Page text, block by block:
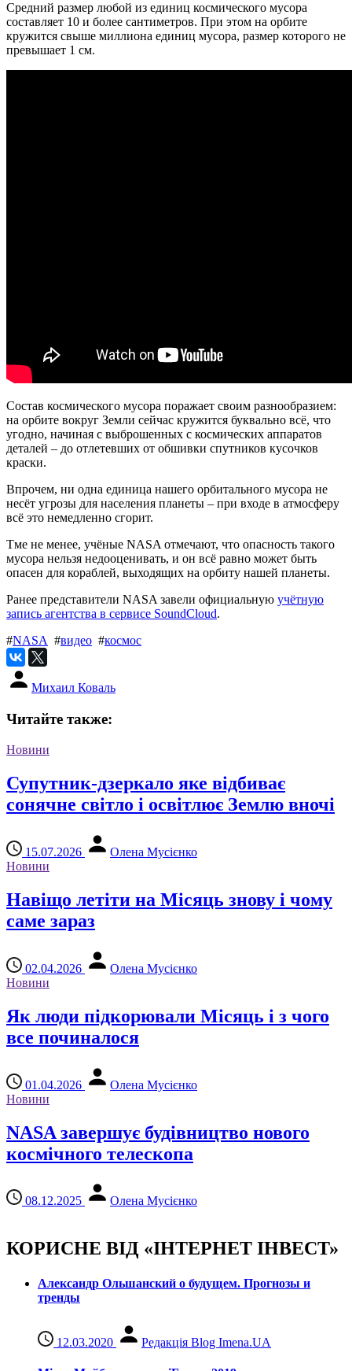
Средний размер любой из единиц космического мусора
составляет 10 и более сантиметров. При этом на орбите
кружится свыше миллиона единиц мусора, размер которого не
превышает 1 см.
Состав космического мусора поражает своим разнообразием:
на орбите вокруг Земли сейчас кружится буквально всё, что
угодно, начиная с выброшенных с космических аппаратов
деталей – до отлетевших от обшивки спутников кусочков
краски.
Впрочем, ни одна единица нашего орбитального мусора не
несёт угрозы для населения планеты – при входе в атмосферу
всё это немедленно сгорит.
Тме не менее, учёные NASA отмечают, что опасность такого
мусора нельзя недооценивать, и он всё равно может быть
опасен для кораблей, выходящих на орбиту нашей планеты.
Ранее представители NASA завели официальную учётную
запись агентства в сервисе SoundCloud.
#NASA #видео #космос
Михаил Коваль
Читайте также:
Новини
Супутник-дзеркало яке відбиває
сонячне світло і освітлює Землю вночі
15.07.2026
Олена Мусієнко
Новини
Навіщо летіти на Місяць знову і чому
саме зараз
02.04.2026
Олена Мусієнко
Новини
Як люди підкорювали Місяць і з чого
все починалося
01.04.2026
Олена Мусієнко
Новини
NASA завершує будівництво нового
космічного телескопа
08.12.2025 Олена Мусієнко
КОРИСНЕ ВІД «ІНТЕРНЕТ ІНВЕСТ»
Александр Ольшанский о будущем. Прогнозы и
тренды
12.03.2020 Редакція Blog Imena.UA